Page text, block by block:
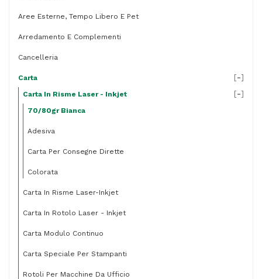
conf.
Aree Esterne, Tempo Libero E Pet
Arredamento E Complementi
Cancelleria
Carta
Carta In Risme Laser - Inkjet
70/80gr Bianca
Adesiva
Carta Per Consegne Dirette
Colorata
[-]
Carta In Risme Laser-Inkjet
Carta In Rotolo Laser - Inkjet
Carta Modulo Continuo
Carta Speciale Per Stampanti
Rotoli Per Macchine Da Ufficio
[-]